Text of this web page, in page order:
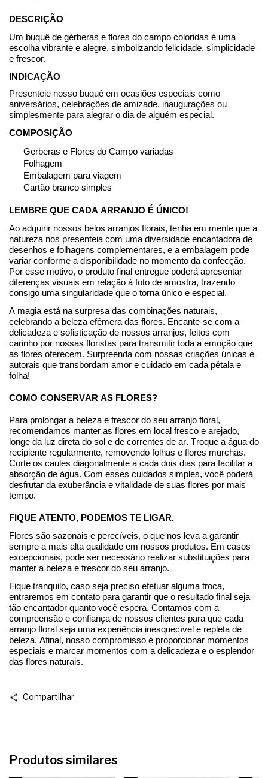
DESCRIÇÃO
Um buquê de gérberas e flores do campo coloridas é uma
escolha vibrante e alegre, simbolizando felicidade, simplicidade
e frescor.
INDICAÇÃO
Presenteie nosso buquê em ocasiões especiais como
aniversários, celebrações de amizade, inaugurações ou
simplesmente para alegrar o dia de alguém especial.
COMPOSIÇÃO
Gerberas e Flores do Campo variadas
Folhagem
Embalagem para viagem
Cartão branco simples
LEMBRE QUE CADA ARRANJO É ÚNICO!
Ao adquirir nossos belos arranjos florais, tenha em mente que a
natureza nos presenteia com uma diversidade encantadora de
desenhos e folhagens complementares, e a embalagem pode
variar conforme a disponibilidade no momento daconfecção.
Por esse motivo, o produto final entregue poderá apresentar
diferenças visuais em relação à foto de amostra, trazendo
consigo uma singularidade que o torna único e especial.
A magia está na surpresa das combinações naturais,
celebrando a beleza efêmera das flores. Encante-se com a
delicadeza e sofisticação de nossos arranjos, feitos com
carinho por nossas floristas para transmitir toda a emoção que
as flores oferecem. Surpreenda com nossas criações únicas e
autorais que transbordam amor e cuidado em cada pétala e
folha!
COMO CONSERVAR AS FLORES?
Para prolongar a beleza e frescor do seu arranjo floral,
recomendamos manter as flores em local fresco e arejado,
longe da luz direta do sol e de correntes de ar. Troque a água do
recipiente regularmente, removendo folhas e flores murchas.
Corte os caules diagonalmente a cada dois dias para facilitar a
absorção de água. Com esses cuidados simples, você poderá
desfrutar da exuberância e vitalidade de suas flores por mais
tempo.
FIQUE ATENTO, PODEMOS TE LIGAR.
Flores são sazonais e perecíveis, o que nos leva a garantir
sempre a mais alta qualidade em nossos produtos. Em casos
excepcionais, pode ser necessário realizar substituições para
manter a beleza e frescor do seu arranjo.
Fique tranquilo, caso seja preciso efetuar alguma troca,
entraremos em contato para garantir que o resultado final seja
tão encantador quanto você espera. Contamos com a
compreensão e confiança de nossos clientes para que cada
arranjo floral seja uma experiência inesquecível e repleta de
beleza. Afinal, nosso compromisso é proporcionar momentos
especiais e marcar momentos com a delicadeza e o esplendor
das flores naturais.
Compartilhar
Produtos similares